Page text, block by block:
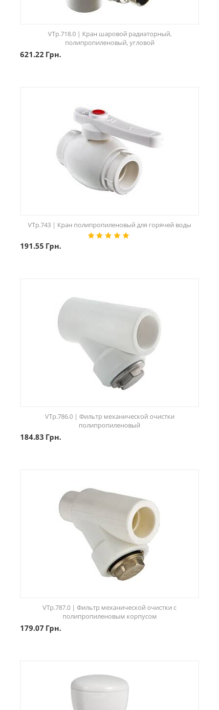
VTp.718.0 | Кран шаровой радиаторный,
полипропиленовый, угловой
621.22 Грн.
VTp.743 | Кран полипропиленовый для горячей воды
191.55 Грн.
VTp.786.0 | Фильтр механической очистки
полипропиленовый
184.83 Грн.
VTp.787.0 | Фильтр механической очистки с
полипропиленовым корпусом
179.07 Грн.